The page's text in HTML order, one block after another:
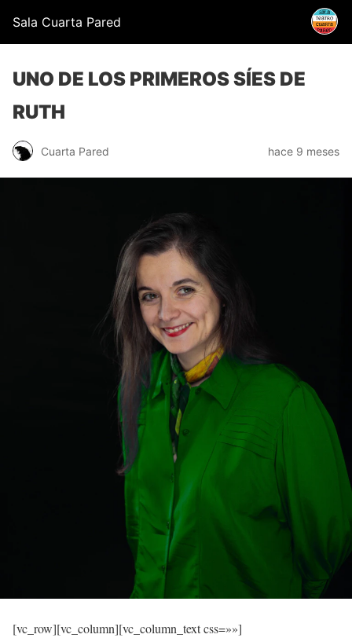
Sala Cuarta Pared
UNO DE LOS PRIMEROS SÍES DE
RUTH
Cuarta Pared hace 9 meses
[vc_row][vc_column][vc_column_text css=»»]